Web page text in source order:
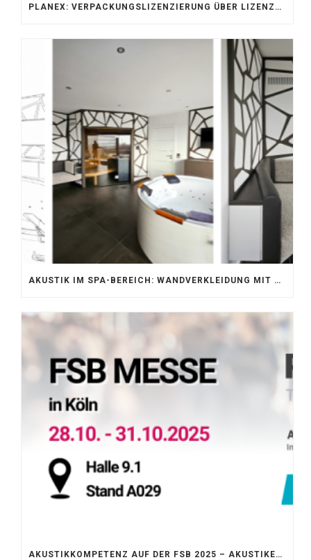
PLANEX: VERPACKUNGSLIZENZIERUNG ÜBER LIZENZERO & LUCID 2026
AKUSTIK IM SPA-BEREICH: WANDVERKLEIDUNG MIT SILENTPROTECT CORE
AKUSTIKKOMPETENZ AUF DER FSB 2025 – AKUSTIKELEMENTE FÜR DIE LEBENSRÄUME VON MORGEN